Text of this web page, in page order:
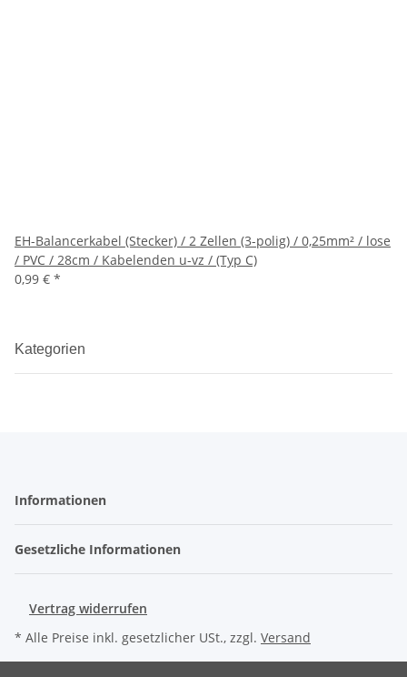
EH-Balancerkabel (Stecker) / 2 Zellen (3-polig) / 0,25mm² / lose
/ PVC / 28cm / Kabelenden u-vz / (Typ C)
0,99 € *
Kategorien
Informationen
Gesetzliche Informationen
Vertrag widerrufen
* Alle Preise inkl. gesetzlicher USt., zzgl. Versand